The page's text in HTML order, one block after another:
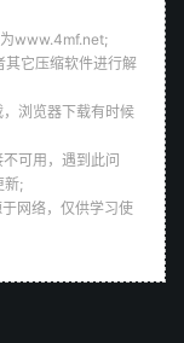
www.4mf.net;
其它压缩软件进行解
浏览器下载有时候
可用，遇到此问
新;
网络，仅供学习使